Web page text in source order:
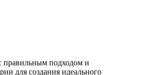
правильным подходом и
для создания идеального